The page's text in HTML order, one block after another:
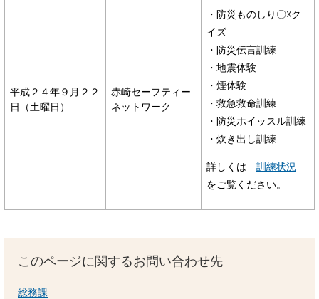
平成２４年９月２２
日（土曜日）
赤崎セーフティー
ネットワーク
・防災ものしり〇☓ク
イズ
・防災伝言訓練
・地震体験
・煙体験
・救急救命訓練
・防災ホイッスル訓練
・炊き出し訓練
詳しくは 訓練状況
をご覧ください。
このページに関するお問い合わせ先
総務課